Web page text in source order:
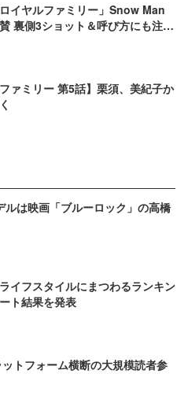
イヤルファミリー」Snow Man
裏側3ショット＆呼び方にも注目
ァミリー 第5話】栗須、美紀子か
ルは映画「ブルーロック」の高橋
イフスタイルにまつわるランキン
ト結果を発表
トフォーム横断の大規模読者参